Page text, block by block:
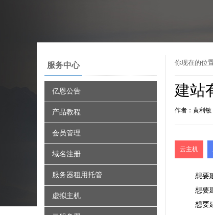
服务中心
亿恩公告
产品教程
会员管理
域名注册
服务器租用托管
虚拟主机
你现在的位
建站
作者：黄利敏
云主机
想要
想要
想要